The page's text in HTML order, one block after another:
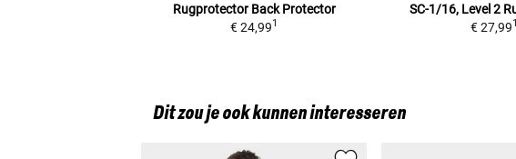
Rugprotector Back Protector
€ 24,991
SC-1/16, Level 2
€ 27,991
Dit zou je ook kunnen interesseren